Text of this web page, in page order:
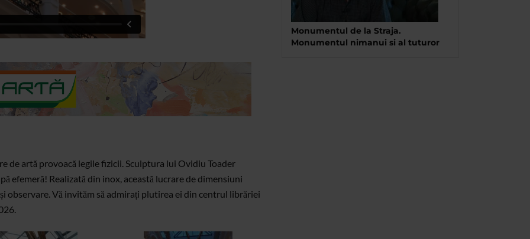
de artă provoacă legile fizicii. Sculptura lui Ovidiu Toader
efemeră! Realizată din inox, această lucrare de dimensiuni
observare. Vă invităm să admirați plutirea ei din centrul librăriei
Monumentul de la Straja.
Monumentul nimanui si al tuturor